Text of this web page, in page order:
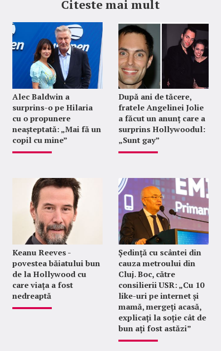
Citeste mai mult
Alec Baldwin a
surprins-o pe Hilaria
cu o propunere
neașteptată: „Mai fă un
copil cu mine”
După ani de tăcere,
fratele Angelinei Jolie
a făcut un anunț care a
surprins Hollywoodul:
„Sunt gay”
Keanu Reeves -
povestea băiatului bun
de la Hollywood cu
care viața a fost
nedreaptă
Ședință cu scântei din
cauza metroului din
Cluj. Boc, către
consilierii USR: „Cu 10
like-uri pe internet și
mamă, mergeți acasă,
explicați la soție cât de
bun ați fost astăzi”